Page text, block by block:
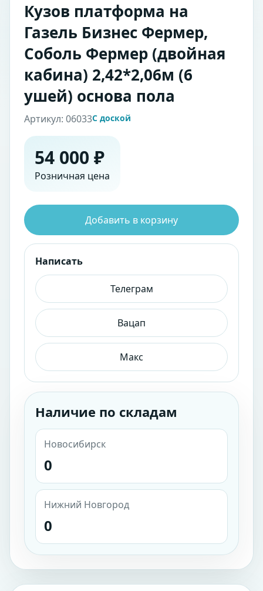
Кузов платформа на
Газель Бизнес Фермер,
Соболь Фермер (двойная
кабина) 2,42*2,06м (6
ушей) основа пола
Артикул: 06033С доской
54 000 ₽
Розничная цена
Добавить в корзину
Написать
Телеграм
Вацап
Макс
Наличие по складам
Новосибирск
0
Нижний Новгород
0